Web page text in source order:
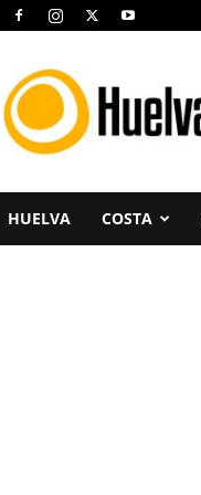
Huelva
Costa
HUELVA COSTA